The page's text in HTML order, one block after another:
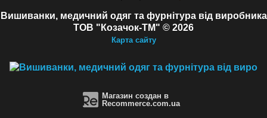
Вишиванки, медичний одяг та фурнітура від виробника
ТОВ "Козачок-ТМ" © 2026
Карта сайту
Магазин создан в
Recommerce.com.ua